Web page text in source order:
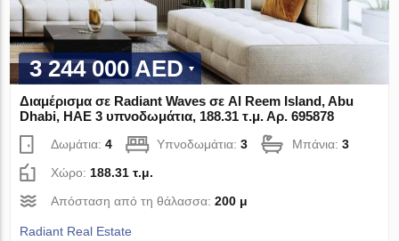
3 244 000 AED
Διαμέρισμα σε Radiant Waves σε Al Reem Island, Abu
Dhabi, ΗΑΕ 3 υπνοδωμάτια, 188.31 τ.μ. Αρ. 695878
Δωμάτια:4 Υπνοδωμάτια:3 Μπάνια:3
Χώρο: 188.31 τ.μ.
Απόσταση από τη θάλασσα:200 μ
Radiant Real Estate